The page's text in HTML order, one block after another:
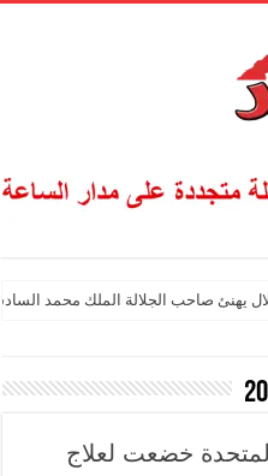
يهنئ صاحب الجلالة الملك محمد
خضعت لعلاج